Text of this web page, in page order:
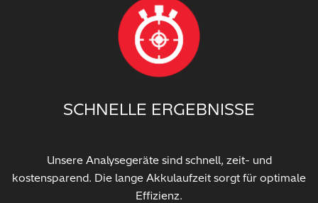
SCHNELLE ERGEBNISSE
Unsere Analysegeräte sind schnell, zeit- und
kostensparend. Die lange Akkulaufzeit sorgt für optimale
Effizienz.